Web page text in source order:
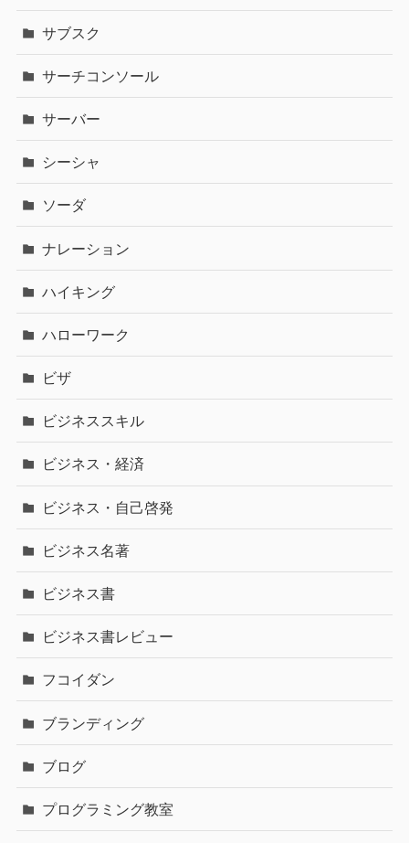
サブスク
サーチコンソール
サーバー
シーシャ
ソーダ
ナレーション
ハイキング
ハローワーク
ビザ
ビジネススキル
ビジネス・経済
ビジネス・自己啓発
ビジネス名著
ビジネス書
ビジネス書レビュー
フコイダン
ブランディング
ブログ
プログラミング教室